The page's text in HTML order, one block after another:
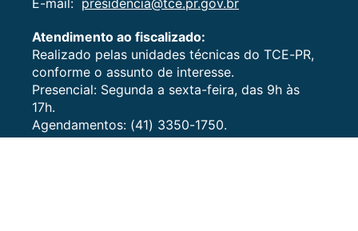
E-mail: presidencia@tce.pr.gov.br
Atendimento ao fiscalizado:
Realizado pelas unidades técnicas do TCE-PR,
conforme o assunto de interesse.
Presencial: Segunda a sexta-feira, das 9h às
17h.
Agendamentos: (41) 3350-1750.